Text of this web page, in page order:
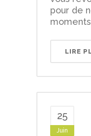
pour de
LIRE
25
Juin